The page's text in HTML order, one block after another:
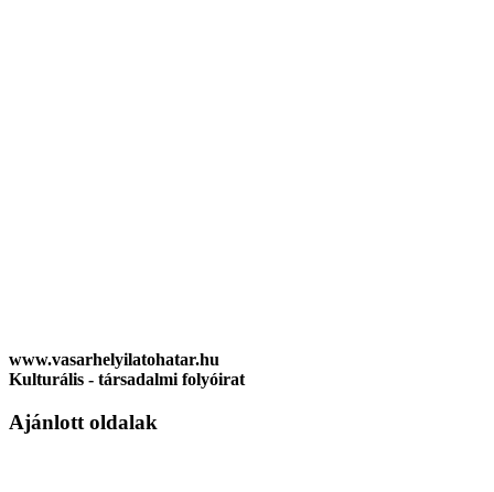
www.vasarhelyilatohatar.hu
Kulturális - társadalmi folyóirat
Ajánlott oldalak